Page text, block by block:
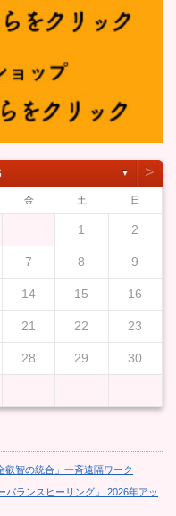
▼ ˃
金 土 日
1 2
7 8 9
14 15 16
21 22 23
28 29 30
叡智の統合」一斉遠隔ワーク
バランスヒーリング」 2026年アッ